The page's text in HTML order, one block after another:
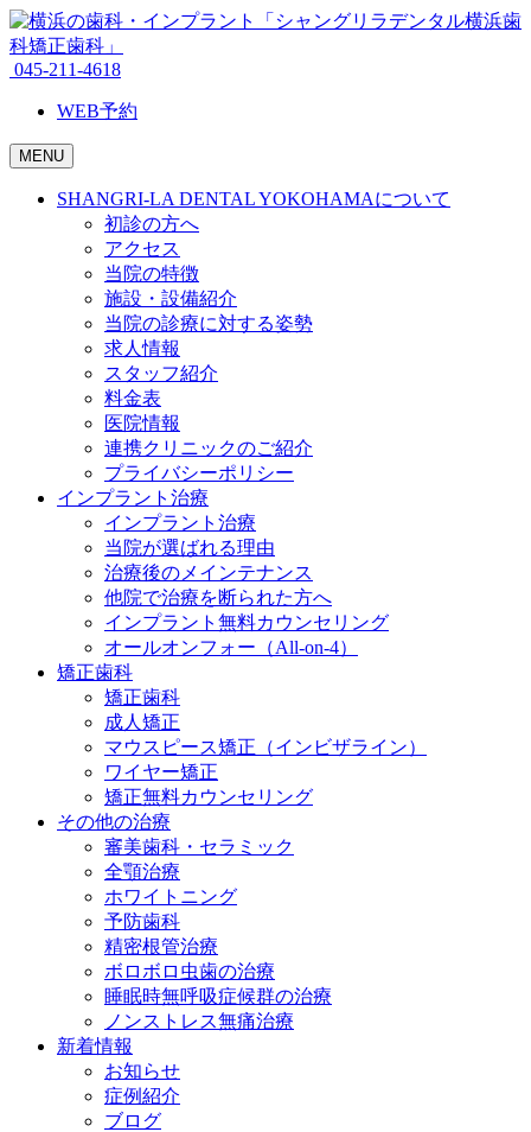
045-211-4618
WEB予約
MENU
SHANGRI-LA DENTAL YOKOHAMAについて
初診の方へ
アクセス
当院の特徴
施設・設備紹介
当院の診療に対する姿勢
求人情報
スタッフ紹介
料金表
医院情報
連携クリニックのご紹介
プライバシーポリシー
インプラント治療
インプラント治療
当院が選ばれる理由
治療後のメインテナンス
他院で治療を断られた方へ
インプラント無料カウンセリング
オールオンフォー（All-on-4）
矯正歯科
矯正歯科
成人矯正
マウスピース矯正（インビザライン）
ワイヤー矯正
矯正無料カウンセリング
その他の治療
審美歯科・セラミック
全顎治療
ホワイトニング
予防歯科
精密根管治療
ボロボロ虫歯の治療
睡眠時無呼吸症候群の治療
ノンストレス無痛治療
新着情報
お知らせ
症例紹介
ブログ